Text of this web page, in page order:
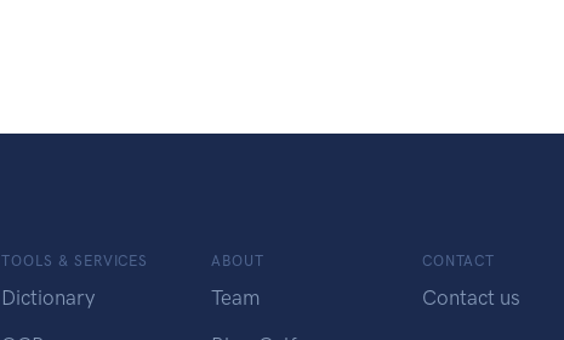
TOOLS & SERVICES
Dictionary
ABOUT
Team
CONTACT
Contact us